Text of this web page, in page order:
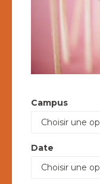
Campus
Date